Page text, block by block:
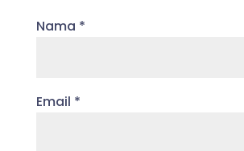
Nama *
Email *